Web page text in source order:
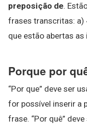
preposição de.
frases transcritas: a)
que estão abertas as
Porque por
“Por que” deve ser
for possível inserir a
frase. “Por quê”